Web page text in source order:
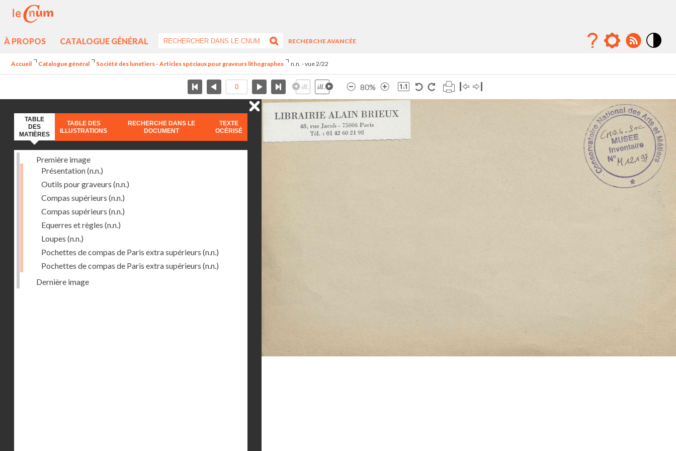
À PROPOS CATALOGUE GÉNÉRAL
RECHERCHE AVANCÉE
Accueil Catalogue général Société des lunetiers - Articles spéciaux pour graveurs lithographes n.n. - vue 2/22
80%
TABLE
DES
MATIÈRES
TABLE DES
ILLUSTRATIONS
RECHERCHE DANS LE
DOCUMENT
TEXTE
OCÉRISÉ
Première image
Présentation(n.n.)
Outils pour graveurs (n.n.)
Compas supérieurs (n.n.)
Compas supérieurs (n.n.)
Equerres et règles (n.n.)
Loupes (n.n.)
Pochettes de compas de Paris extra supérieurs (n.n.)
Pochettes de compas de Paris extra supérieurs (n.n.)
Dernière image